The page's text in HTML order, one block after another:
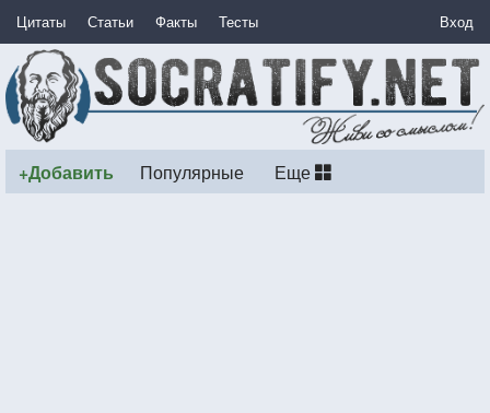
Цитаты Статьи Факты Тесты Вход
+Добавить Популярные Еще